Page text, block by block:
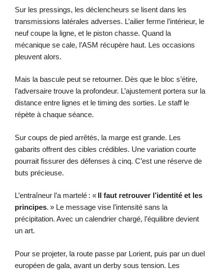
Sur les pressings, les déclencheurs se lisent dans les
transmissions latérales adverses. L’ailier ferme l’intérieur, le
neuf coupe la ligne, et le piston chasse. Quand la
mécanique se cale, l’ASM récupère haut. Les occasions
pleuvent alors.
Mais la bascule peut se retourner. Dès que le bloc s’étire,
l’adversaire trouve la profondeur. L’ajustement portera sur la
distance entre lignes et le timing des sorties. Le staff le
répète à chaque séance.
Sur coups de pied arrêtés, la marge est grande. Les
gabarits offrent des cibles crédibles. Une variation courte
pourrait fissurer des défenses à cinq. C’est une réserve de
buts précieuse.
L’entraîneur l’a martelé : « Il faut retrouver l’identité et les
principes. » Le message vise l’intensité sans la
précipitation. Avec un calendrier chargé, l’équilibre devient
un art.
Pour se projeter, la route passe par Lorient, puis par un duel
européen de gala, avant un derby sous tension. Les